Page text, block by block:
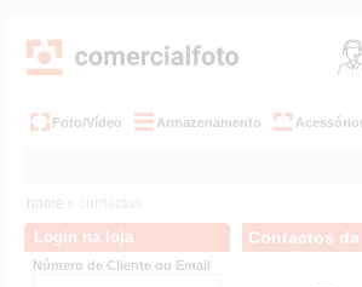
Foto/Vídeo Armazenamento
home » contactos
Login na loja
Número de Cliente ou Email
Contactos